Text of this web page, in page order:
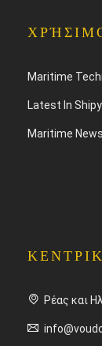
Maritime
Latest In
Maritime News
Ρέας και